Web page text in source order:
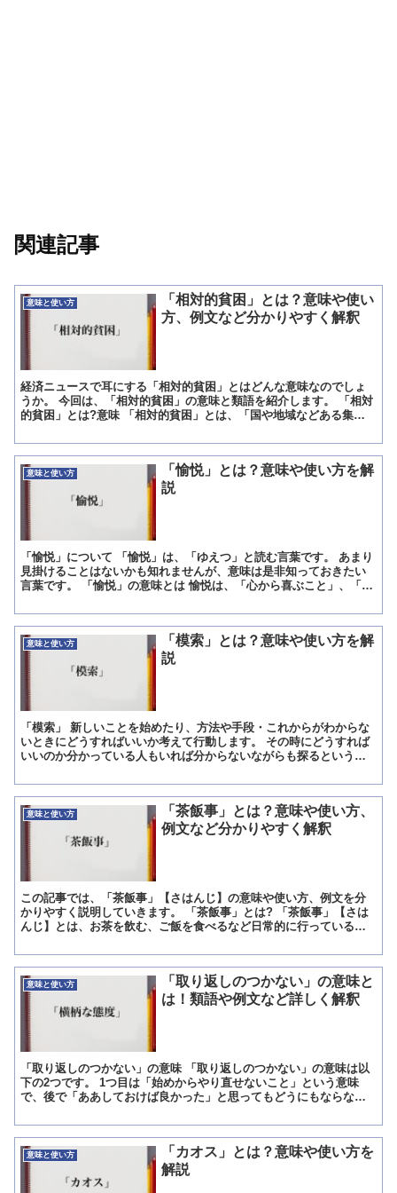
関連記事
意味と使い方
「相対的貧困」とは？意味や使い
方、例文など分かりやすく解釈
経済ニュースで耳にする「相対的貧困」とはどんな意味なのでしょ
うか。 今回は、「相対的貧困」の意味と類語を紹介します。 「相対
的貧困」とは?意味 「相対的貧困」とは、「国や地域などある集団
意味と使い方
「愉悦」とは？意味や使い方を解
説
「愉悦」について 「愉悦」は、「ゆえつ」と読む言葉です。 あまり
見掛けることはないかも知れませんが、意味は是非知っておきたい
言葉です。 「愉悦」の意味とは 愉悦は、「心から喜ぶこと」、「と
意味と使い方
「模索」とは？意味や使い方を解
説
「模索」 新しいことを始めたり、方法や手段・これからがわからな
いときにどうすればいいか考えて行動します。 その時にどうすれば
いいのか分かっている人もいれば分からないながらも探るという人
意味と使い方
「茶飯事」とは？意味や使い方、
例文など分かりやすく解釈
この記事では、「茶飯事」【さはんじ】の意味や使い方、例文を分
かりやすく説明していきます。 「茶飯事」とは? 「茶飯事」【さは
んじ】とは、お茶を飲む、ご飯を食べるなど日常的に行っている行
意味と使い方
「取り返しのつかない」の意味と
は！類語や例文など詳しく解釈
「取り返しのつかない」の意味 「取り返しのつかない」の意味は以
下の2つです。 1つ目は「始めからやり直せないこと」という意味
で、後で「ああしておけば良かった」と思ってもどうにもならない
意味と使い方
「カオス」とは？意味や使い方を
解説